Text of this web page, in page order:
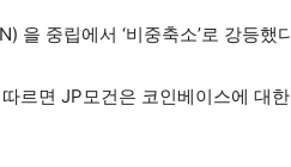
을 중립에서 ‘비중축소’로 강등했
르면 JP모건은 코인베이스에 대